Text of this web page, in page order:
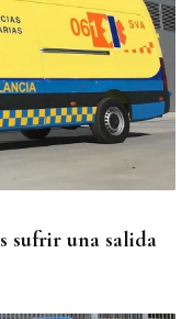
sufrir una salida